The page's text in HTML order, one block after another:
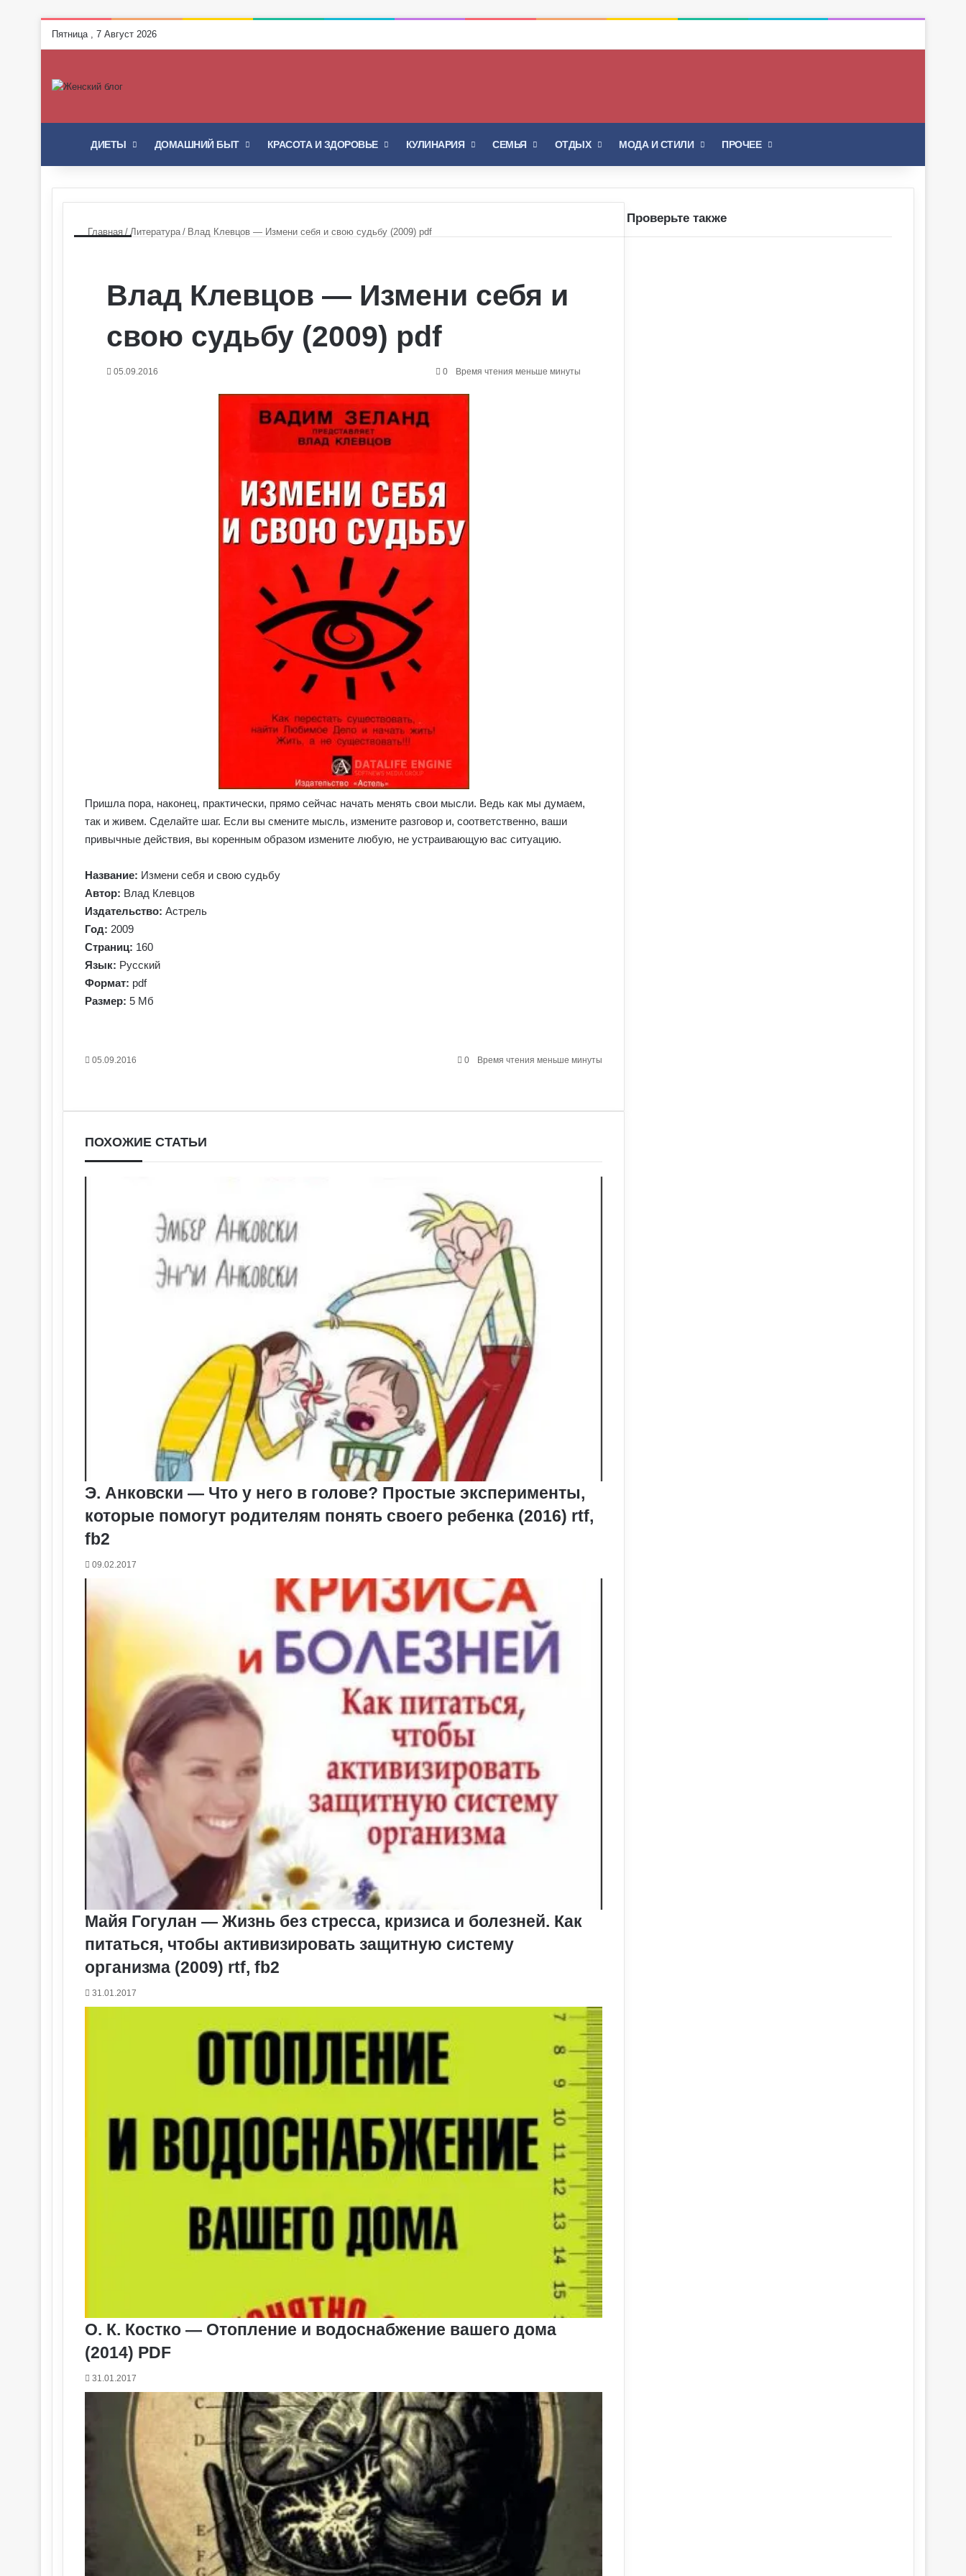
Пятница , 7 Август 2026
ГЛАВНАЯ
ДИЕТЫ ДОМАШНИЙ БЫТ КРАСОТА И ЗДОРОВЬЕ КУЛИНАРИЯ СЕМЬЯ ОТДЫХ МОДА И СТИЛИ ПРОЧЕЕ
Главная / Литература / Влад Клевцов — Измени себя и свою судьбу (2009) pdf
Влад Клевцов — Измени себя и
свою судьбу (2009) pdf
05.09.2016 0 Время чтения меньше минуты
Пришла пора, наконец, практически, прямо сейчас начать менять свои мысли. Ведь как мы думаем,
так и живем. Сделайте шаг. Если вы смените мысль, измените разговор и, соответственно, ваши
привычные действия, вы коренным образом измените любую, не устраивающую вас ситуацию.
Название: Измени себя и свою судьбу
Автор: Влад Клевцов
Издательство: Астрель
Год: 2009
Страниц: 160
Язык: Русский
Формат: pdf
Размер: 5 Мб
05.09.2016 0 Время чтения меньше минуты
ПОХОЖИЕ СТАТЬИ
Э. Анковски — Что у него в голове? Простые эксперименты,
которые помогут родителям понять своего ребенка (2016) rtf,
fb2
09.02.2017
Майя Гогулан — Жизнь без стресса, кризиса и болезней. Как
питаться, чтобы активизировать защитную систему
организма (2009) rtf, fb2
31.01.2017
О. К. Костко — Отопление и водоснабжение вашего дома
(2014) PDF
31.01.2017
Проверьте также
Закрыть